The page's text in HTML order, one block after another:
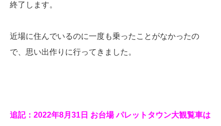
終了します。
近場に住んでいるのに一度も乗ったことがなかったの
で、思い出作りに行ってきました。
追記：2022年8月31日 お台場 パレットタウン大観覧車は